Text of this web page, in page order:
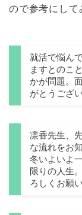
ので参考にして
就活で悩ん
ますとのこ
かが問題。
がとうござ
凛香先生、
な流れをお
冬いよいよ
限りの人生
ろしくお願